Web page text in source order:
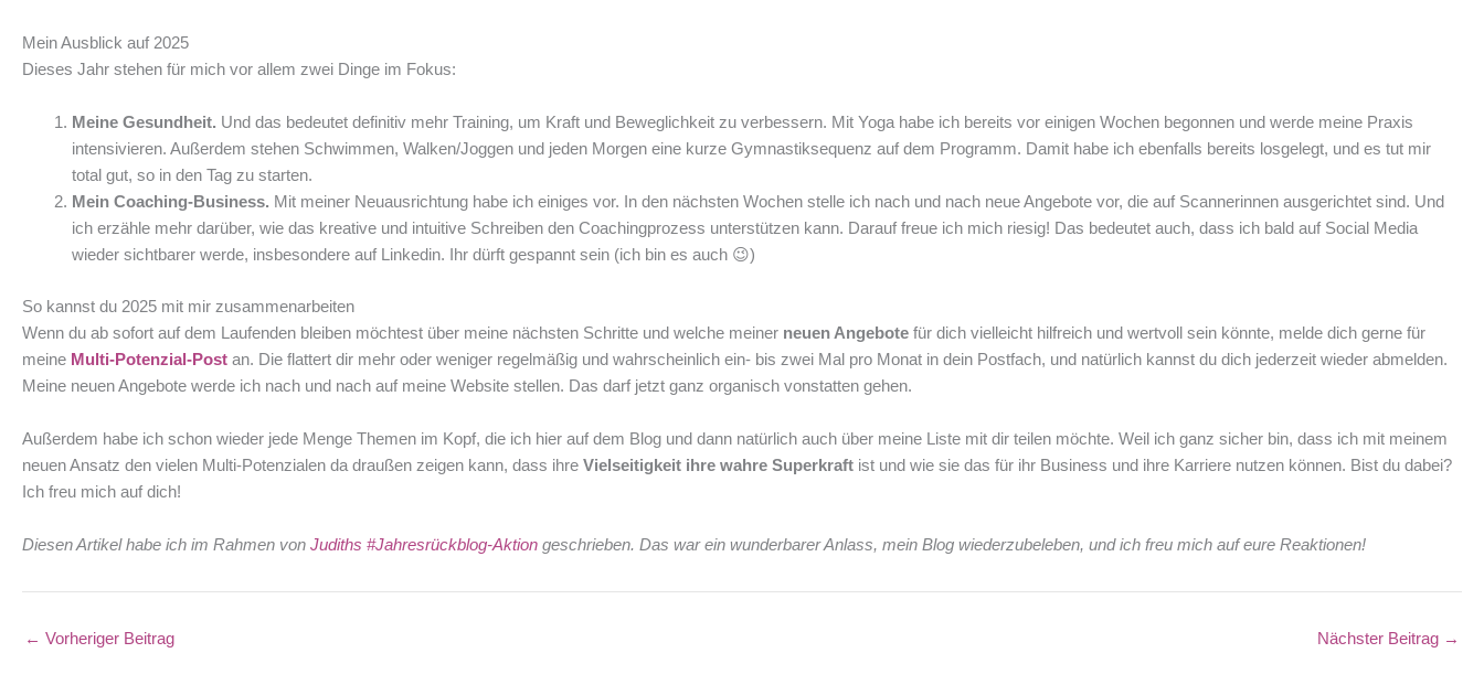
Mein Ausblick auf 2025
Dieses Jahr stehen für mich vor allem zwei Dinge im Fokus:
Meine Gesundheit. Und das bedeutet definitiv mehr Training, um Kraft und Beweglichkeit zu verbessern. Mit Yoga habe ich bereits vor einigen Wochen begonnen und werde meine Praxis
intensivieren. Außerdem stehen Schwimmen, Walken/Joggen und jeden Morgen eine kurze Gymnastiksequenz auf dem Programm. Damit habe ich ebenfalls bereits losgelegt, und es tut mir
total gut, so in den Tag zu starten.
Mein Coaching-Business. Mit meiner Neuausrichtung habe ich einiges vor. In den nächsten Wochen stelle ich nach und nach neue Angebote vor, die auf Scannerinnen ausgerichtet sind. Und
ich erzähle mehr darüber, wie das kreative und intuitive Schreiben den Coachingprozess unterstützen kann. Darauf freue ich mich riesig! Das bedeutet auch, dass ich bald auf Social Media
wieder sichtbarer werde, insbesondere auf Linkedin. Ihr dürft gespannt sein (ich bin es auch 😉)
So kannst du 2025 mit mir zusammenarbeiten
Wenn du ab sofort auf dem Laufenden bleiben möchtest über meine nächsten Schritte und welche meiner neuen Angebote für dich vielleicht hilfreich und wertvoll sein könnte, melde dich gerne für
meine Multi-Potenzial-Post an. Die flattert dir mehr oder weniger regelmäßig und wahrscheinlich ein- bis zwei Mal pro Monat in dein Postfach, und natürlich kannst du dich jederzeit wieder abmelden.
Meine neuen Angebote werde ich nach und nach auf meine Website stellen. Das darf jetzt ganz organisch vonstatten gehen.
Außerdem habe ich schon wieder jede Menge Themen im Kopf, die ich hier auf dem Blog und dann natürlich auch über meine Liste mit dir teilen möchte. Weil ich ganz sicher bin, dass ich mit meinem
neuen Ansatz den vielen Multi-Potenzialen da draußen zeigen kann, dass ihre Vielseitigkeit ihre wahre Superkraft ist und wie sie das für ihr Business und ihre Karriere nutzen können. Bist du dabei?
Ich freu mich auf dich!
Diesen Artikel habe ich im Rahmen von Judiths #Jahresrückblog-Aktion geschrieben. Das war ein wunderbarer Anlass, mein Blog wiederzubeleben, und ich freu mich auf eure Reaktionen!
← Vorheriger Beitrag Nächster Beitrag →